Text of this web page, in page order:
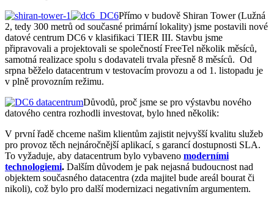
Přímo v budově Shiran Tower (Lužná
2, tedy 300 metrů od současné primární lokality) jsme postavili nové
datové centrum DC6 v klasifikaci TIER III. Stavbu jsme
připravovali a projektovali se společností FreeTel několik měsíců,
samotná realizace spolu s dodavateli trvala přesně 8 měsíců. Od
srpna běželo datacentrum v testovacím provozu a od 1. listopadu je
v plně provozním režimu.
Důvodů, proč jsme se pro výstavbu nového
datového centra rozhodli investovat, bylo hned několik:
V první řadě chceme našim klientům zajistit nejvyšší kvalitu služeb
pro provoz těch nejnáročnější aplikací, s garancí dostupnosti SLA.
To vyžaduje, aby datacentrum bylo vybaveno moderními
technologiemi. Dalším důvodem je pak nejasná budoucnost nad
objektem současného datacentra (zda majitel bude areál bourat či
nikoli), což bylo pro další modernizaci negativním argumentem.